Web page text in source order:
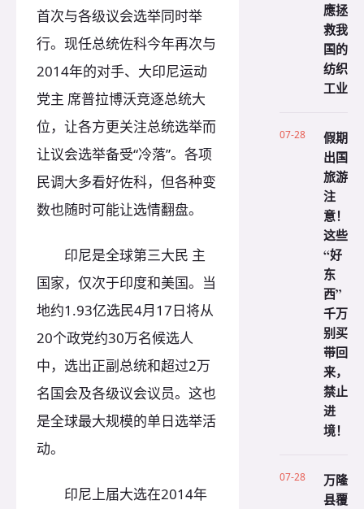
首次与各级议会选举同时举
行。现任总统佐科今年再次与
2014年的对手、大印尼运动
党主 席普拉博沃竞逐总统大
位，让各方更关注总统选举而
让议会选举备受“冷落”。各项
民调大多看好佐科，但各种变
数也随时可能让选情翻盘。
印尼是全球第三大民 主
国家，仅次于印度和美国。当
地约1.93亿选民4月17日将从
20个政党约30万名候选人
中，选出正副总统和超过2万
名国会及各级议会议员。这也
是全球最大规模的单日选举活
动。
印尼上届大选在2014年
應拯
救我
国的
纺织
工业
07-28
假期
出国
旅游
注
意！
这些
“好
东
西”
千万
别买
带回
来，
禁止
进
境！
07-28
万隆
县覆